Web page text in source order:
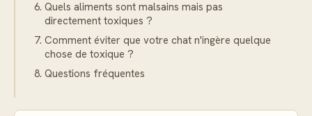
Quels aliments sont malsains mais pas
directement toxiques ?
Comment éviter que votre chat n'ingère quelque
chose de toxique ?
Questions fréquentes